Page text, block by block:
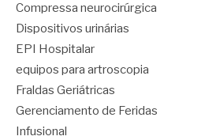
Compressa neurocirúrgica
Dispositivos urinárias
EPI Hospitalar
equipos para artroscopia
Fraldas Geriátricas
Gerenciamento de Feridas
Infusional